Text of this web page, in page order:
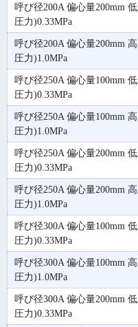
呼び径200A 偏心量200mm
圧力)0.33MPa
呼び径200A 偏心量200mm
圧力)1.0MPa
呼び径250A 偏心量100mm
圧力)0.33MPa
呼び径250A 偏心量100mm
圧力)1.0MPa
呼び径250A 偏心量200mm
圧力)0.33MPa
呼び径250A 偏心量200mm
圧力)1.0MPa
呼び径300A 偏心量100mm
圧力)0.33MPa
呼び径300A 偏心量100mm
圧力)1.0MPa
呼び径300A 偏心量200mm
圧力)0.33MPa